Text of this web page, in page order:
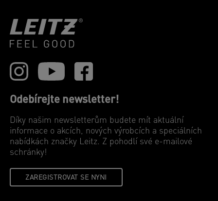
Odebírejte newsletter!
Díky našim newsletterům budete mít aktuální
informace o akcích, nových výrobcích a speciálních
nabídkách značky Leitz. Z pohodlí své e-mailové
schránky!
ZAREGISTROVAT SE NYNI